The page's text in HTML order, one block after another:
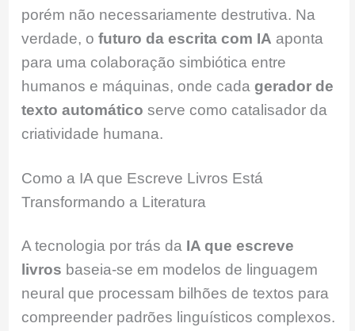
porém não necessariamente destrutiva. Na
verdade, ofuturo da escrita com IA aponta
para uma colaboração simbiótica entre
humanos e máquinas, onde cadagerador de
texto automático serve como catalisador da
criatividade humana.
Como a IA que Escreve Livros Está
Transformando a Literatura
A tecnologia por trás da IA que escreve
livros baseia-se em modelos de linguagem
neural que processam bilhões de textos para
compreender padrões linguísticos complexos.